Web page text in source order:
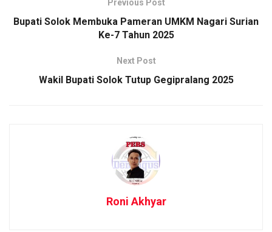
Previous Post
Bupati Solok Membuka Pameran UMKM Nagari Surian
Ke-7 Tahun 2025
Next Post
Wakil Bupati Solok Tutup Gegipralang 2025
Roni Akhyar